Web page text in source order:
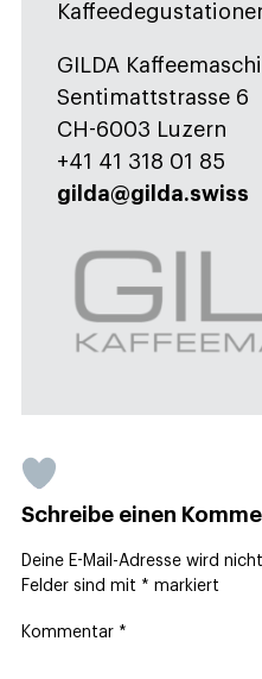
GILDA
Sentimattstrasse 6
CH-6003 Luzern
+41 41 318 01 85
gilda@gilda.swiss
Schreibe einen
Deine E-Mail-Adresse wird
Felder sind mit * markiert
Kommentar *